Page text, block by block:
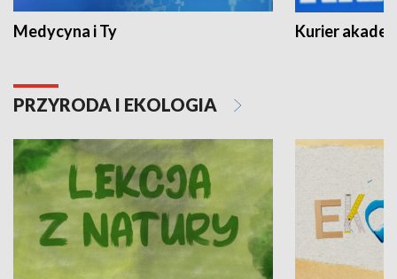
Medycyna i Ty Kurier
PRZYRODA I EKOLOGIA